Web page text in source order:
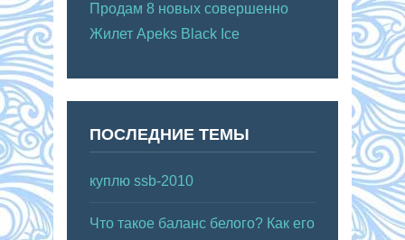
Продам 8 новых совершенно
Жилет Apeks Black Ice
ПОСЛЕДНИЕ ТЕМЫ
куплю ssb-2010
Что такое баланс белого? Как его